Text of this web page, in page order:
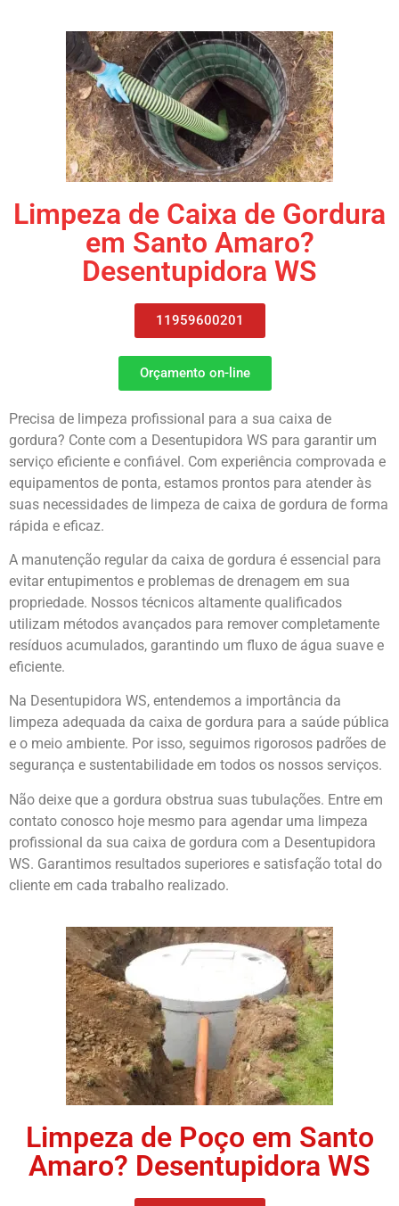
Limpeza de Caixa de Gordura
em Santo Amaro?
Desentupidora WS
11959600201
Orçamento on-line
Precisa de limpeza profissional para a sua caixa de
gordura? Conte com a Desentupidora WS para garantir um
serviço eficiente e confiável. Com experiência comprovada e
equipamentos de ponta, estamos prontos para atender às
suas necessidades de limpeza de caixa de gordura de forma
rápida e eficaz.
A manutenção regular da caixa de gordura é essencial para
evitar entupimentos e problemas de drenagem em sua
propriedade. Nossos técnicos altamente qualificados
utilizam métodos avançados para remover completamente
resíduos acumulados, garantindo um fluxo de água suave e
eficiente.
Na Desentupidora WS, entendemos a importância da
limpeza adequada da caixa de gordura para a saúde pública
e o meio ambiente. Por isso, seguimos rigorosos padrões de
segurança e sustentabilidade em todos os nossos serviços.
Não deixe que a gordura obstrua suas tubulações. Entre em
contato conosco hoje mesmo para agendar uma limpeza
profissional da sua caixa de gordura com a Desentupidora
WS. Garantimos resultados superiores e satisfação total do
cliente em cada trabalho realizado.
Limpeza de Poço em Santo
Amaro? Desentupidora WS